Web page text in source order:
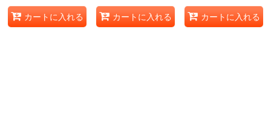
カートに入れる カートに入れる カートに入れる